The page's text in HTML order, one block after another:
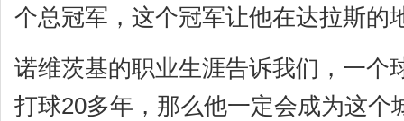
个总冠军，这个冠军让他在达拉斯的
诺维茨基的职业生涯告诉我们，一个
打球20多年，那么他一定会成为这个